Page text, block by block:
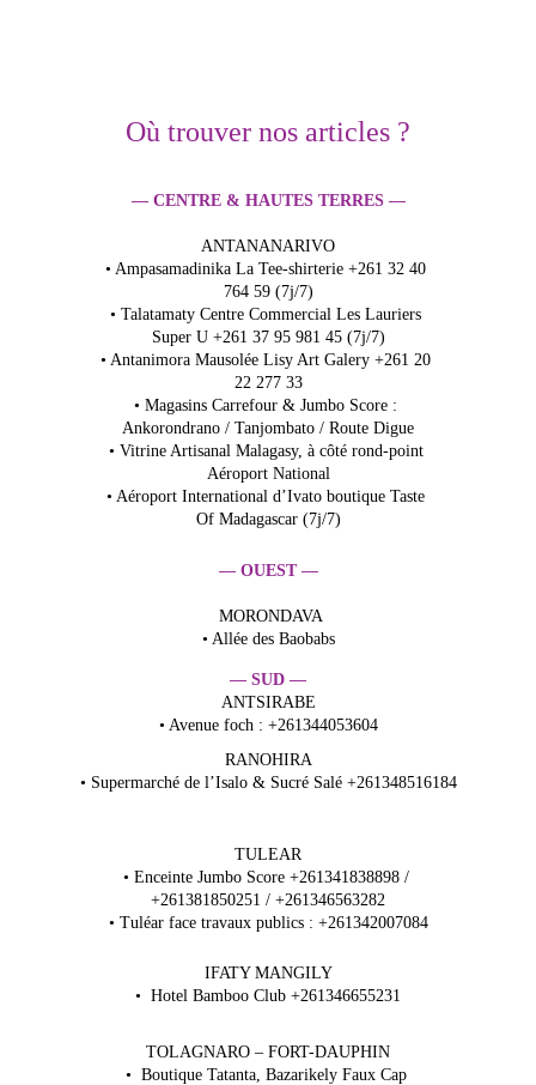
— CENTRE & HAUTES TERRES —
ANTANANARIVO
• Ampasamadinika La Tee-shirterie +261 32 40
764 59 (7j/7)
• Talatamaty Centre Commercial Les Lauriers
Super U +261 37 95 981 45 (7j/7)
• Antanimora Mausolée Lisy Art Galery +261 20
22 277 33
• Magasins Carrefour & Jumbo Score :
Ankorondrano / Tanjombato / Route Digue
• Vitrine Artisanal Malagasy, à côté rond-point
Aéroport National
• Aéroport International d’Ivato boutique Taste
Of Madagascar (7j/7)
Où trouver nos articles ?
— OUEST —
MORONDAVA
• Allée des Baobabs
— SUD —
ANTSIRABE
• Avenue foch : +261344053604
RANOHIRA
• Supermarché de l’Isalo & Sucré Salé +261348516184
TULEAR
• Enceinte Jumbo Score +261341838898 /
+261381850251 / +261346563282
• Tuléar face travaux publics : +261342007084
IFATY MANGILY
•  Hotel Bamboo Club +261346655231
TOLAGNARO – FORT-DAUPHIN
•  Boutique Tatanta, Bazarikely Faux Cap